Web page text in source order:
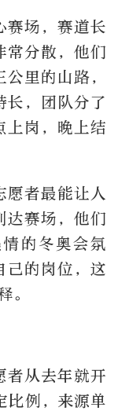
赛场，赛道长
常分散，他们
里的山路，
长，团队分了
上岗，晚上结
愿者最能让人
达赛场，他们
的冬奥会氛
己的岗位，这
。
者从去年就开
比例，来源单